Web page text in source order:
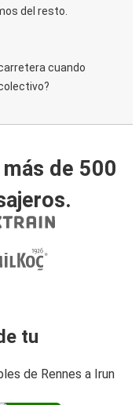
del resto.
cuando
de 500
tu
de Rennes a Irun